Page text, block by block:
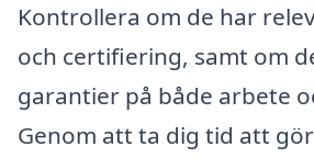
Kontrollera om de har
och certifiering, samt om
garantier på både arbete
Genom att ta dig tid att